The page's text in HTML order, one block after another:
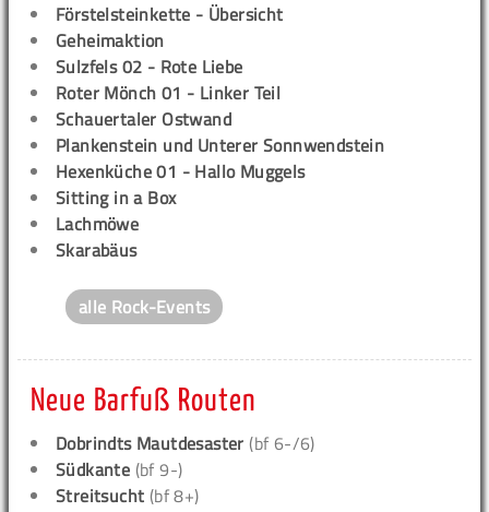
Förstelsteinkette - Übersicht
Geheimaktion
Sulzfels 02 - Rote Liebe
Roter Mönch 01 - Linker Teil
Schauertaler Ostwand
Plankenstein und Unterer Sonnwendstein
Hexenküche 01 - Hallo Muggels
Sitting in a Box
Lachmöwe
Skarabäus
alle Rock-Events
Neue Barfuß Routen
Dobrindts Mautdesaster (bf 6-/6)
Südkante (bf 9-)
Streitsucht (bf 8+)